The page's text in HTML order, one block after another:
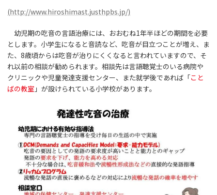
(http://www.hiroshimast.justhpbs.jp/)
幼児期の吃音の言語治療には、おおむね1年半ほどの期間を必要
とします。小学生になると音読など、吃音が目立つことが増え、ま
た、8歳頃からは吃音が治りにくくなると言われていますので、そ
れ以前の相談が勧められます。相談先は言語聴覚士のいる病院や
クリニックや児童発達支援センター、また就学後であれば「こと
ばの教室 」が設けられている小学校があります。